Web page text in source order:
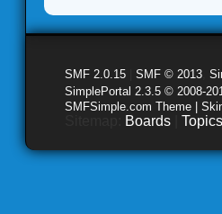
SMF 2.0.15 SMF © 2013
SimplePortal 2.3.5 © 2008-
SMFSimple.com Theme |
Boards Topics